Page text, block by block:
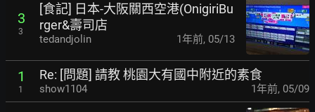
3
3
[食記] 日本-大阪關西空港(OnigiriBu
rger&壽司店
tedandjolin 1年前, 05/13
1
1
Re: [問題] 請教 桃園大有國中附近的素食
show1104 1年前, 05/09